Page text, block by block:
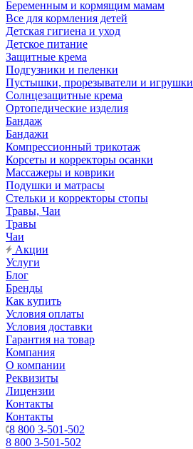
Беременным и кормящим мамам
Все для кормления детей
Детская гигиена и уход
Детское питание
Защитные крема
Подгузники и пеленки
Пустышки, прорезыватели и игрушки
Солнцезащитные крема
Ортопедические изделия
Бандаж
Бандажи
Компрессионный трикотаж
Корсеты и корректоры осанки
Массажеры и коврики
Подушки и матрасы
Стельки и корректоры стопы
Травы, Чаи
Травы
Чаи
Акции
Услуги
Блог
Бренды
Как купить
Условия оплаты
Условия доставки
Гарантия на товар
Компания
О компании
Реквизиты
Лицензии
Контакты
Контакты
8 800 3-501-502
8 800 3-501-502